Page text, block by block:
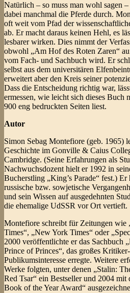
Natürlich – so muss man wohl sagen
dabei manchmal die Pferde durch.
oft weit vom Pfad der
ab. Er macht daraus keinen Hehl, es
lesbarer wirken. Dies nimmt der
obwohl „Am Hof des Roten Zaren“
vom Fach- und Sachbuch wird. Er
selbst aus dem universitären
erweitert aber den Kreis seiner
Dass die Entscheidung richtig war,
ermessen, wie leicht sich dieses Buch
900 eng bedruckten Seiten liest.
Autor
Simon Sebag Montefiore (geb. 1965)
Geschichte im Gonville & Caius
Cambridge. (Seine Erfahrungen als
Nachwuchsdozent hielt er 1992 in
Bucherstling „King’s Parade“ fest.) Er
russische bzw. sowjetische
und sein Wissen auf ausgedehnten
die ehemalige UdSSR vor Ort vertieft.
Montefiore schreibt für Zeitungen wie
Times“, „New York Times“ oder
2000 veröffentlichte er das Sachbuch
Prince of Princes“, das großes
Publikumsinteresse erregte. Weitere
Werke folgten, unter denen „Stalin:
Red Tsar“ ein Bestseller und 2004 mit
Book of the Year Award“